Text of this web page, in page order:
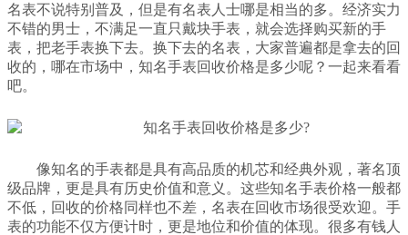
名表不说特别普及，但是有名表人士哪是相当的多。经济实力
不错的男士，不满足一直只戴块手表，就会选择购买新的手
表，把老手表换下去。换下去的名表，大家普遍都是拿去的回
收的，哪在市场中，知名手表回收价格是多少呢？一起来看看
吧。
像知名的手表都是具有高品质的机芯和经典外观，著名顶
级品牌，更是具有历史价值和意义。这些知名手表价格一般都
不低，回收的价格同样也不差，名表在回收市场很受欢迎。手
表的功能不仅方便计时，更是地位和价值的体现。很多有钱人